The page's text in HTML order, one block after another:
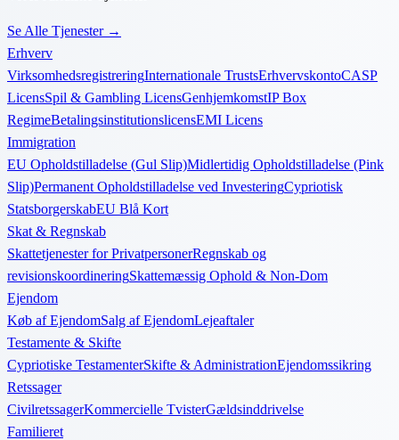
Se Alle Tjenester→
Erhverv
VirksomhedsregistreringInternationale TrustsErhvervskontoCASP
LicensSpil & Gambling LicensGenhjemkomstIP Box
RegimeBetalingsinstitutionslicensEMI Licens
Immigration
EU Opholdstilladelse (Gul Slip)Midlertidig Opholdstilladelse (Pink
Slip)Permanent Opholdstilladelse ved InvesteringCypriotisk
StatsborgerskabEU Blå Kort
Skat & Regnskab
Skattetjenester for PrivatpersonerRegnskab og
revisionskoordineringSkattemæssig Ophold & Non-Dom
Ejendom
Køb af EjendomSalg af EjendomLejeaftaler
Testamente & Skifte
Cypriotiske TestamenterSkifte & AdministrationEjendomssikring
Retssager
CivilretssagerKommercielle TvisterGældsinddrivelse
Familieret